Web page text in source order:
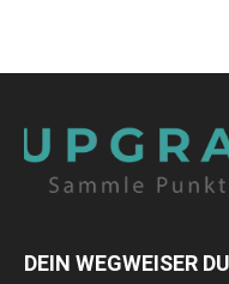
DEIN WEGWEISER